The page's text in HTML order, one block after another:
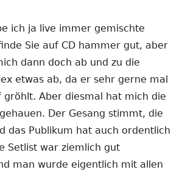
ich ja live immer gemischte
Sie auf CD hammer gut, aber
dann doch ab und zu die
etwas ab, da er sehr gerne mal
gröhlt. Aber diesmal hat mich die
Der Gesang stimmt, die
das Publikum hat auch ordentlich
Setlist war ziemlich gut
man wurde eigentlich mit allen